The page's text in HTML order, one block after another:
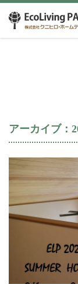
アーカイブ：